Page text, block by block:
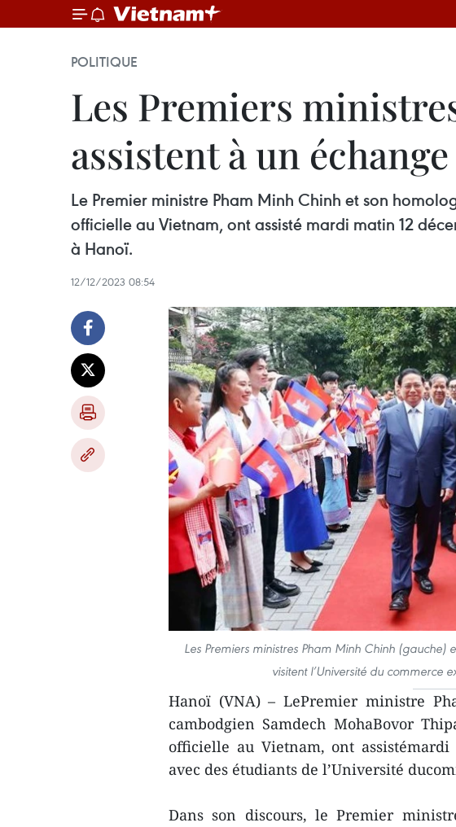
POLITIQUE
Les Premiers
assistent à un
Le Premier ministre Pham Minh Chinh et son
officielle au Vietnam, ont assisté mardi matin 12
à Hanoï.
12/12/2023 08:54
Les Premiers ministres Pham Minh Chinh
visitent l’Université du commerce
Hanoï (VNA) – LePremier ministre
cambodgien Samdech MohaBovor
officielle au Vietnam, ont
avec des étudiants de l’Université
Dans son discours, le Premier